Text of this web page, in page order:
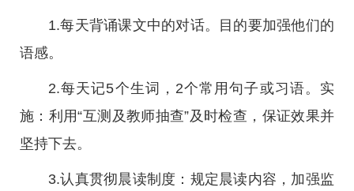
1.每天背诵课文中的对话。目的要加强他们的
语感。
2.每天记5个生词，2个常用句子或习语。实
施：利用“互测及教师抽查”及时检查，保证效果并
坚持下去。
3.认真贯彻晨读制度：规定晨读内容，加强监